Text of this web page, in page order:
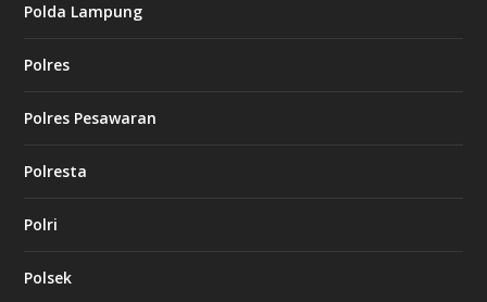
Polda Lampung
Polres
Polres Pesawaran
Polresta
Polri
Polsek